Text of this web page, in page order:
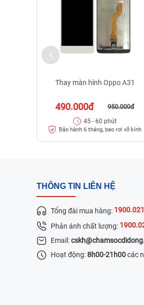
Thay màn hình Oppo A31
490.000đ 950.000đ
45 - 60 phút
Bảo hành 6 tháng, bao rơi vỡ kính
THÔNG TIN LIÊN HỆ
Tổng đài mua hàng:
Phản ánh chất lượng:
Email:
Hoạt động:8h00-21h00các